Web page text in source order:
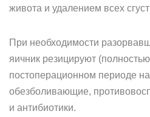
живота и удалением всех
При необходимости
яичник резицируют
постоперационном периоде
обезболивающие,
и антибиотики.